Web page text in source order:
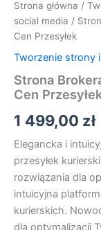
Strona główna /
social media /
Cen Przesyłek
Tworzenie strony
Strona
Cen
1 499,00 zł
Elegancka i
przesyłek
rozwiązania dla
intuicyjna
kurierskich.
dla optymalizacji